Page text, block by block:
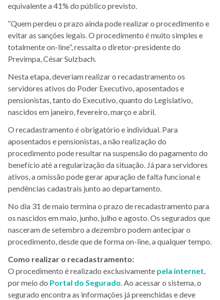
equivalente a 41% do público previsto.
“Quem perdeu o prazo ainda pode realizar o procedimento e
evitar as sanções legais. O procedimento é muito simples e
totalmente on-line”, ressalta o diretor-presidente do
Previmpa, César Sulzbach.
Nesta etapa, deveriam realizar o recadastramento os
servidores ativos do Poder Executivo, aposentados e
pensionistas, tanto do Executivo, quanto do Legislativo,
nascidos em janeiro, fevereiro, março e abril.
O recadastramento é obrigatório e individual. Para
aposentados e pensionistas, a não realização do
procedimento pode resultar na suspensão do pagamento do
benefício até a regularização da situação. Já para servidores
ativos, a omissão pode gerar apuração de falta funcional e
pendências cadastrais junto ao departamento.
No dia 31 de maio termina o prazo de recadastramento para
os nascidos em maio, junho, julho e agosto. Os segurados que
nasceram de setembro a dezembro podem antecipar o
procedimento, desde que de forma on-line, a qualquer tempo.
Como realizar o recadastramento:
O procedimento é realizado exclusivamente pela internet
por meio do Portal do Segurado . Ao acessar o sistema, o
segurado encontra as informações já preenchidas e deve